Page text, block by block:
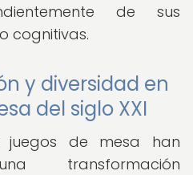
de sus
cognitivas.
y diversidad en
del siglo XXI
juegos de mesa han
transformación